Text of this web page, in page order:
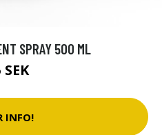
SPRAY 500 ML
SEK
INFO!